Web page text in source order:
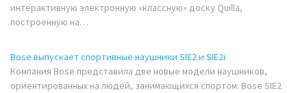
интерактивную электронную «классную» доску Quilla,
построенную на…
Bose выпускает спортивные наушники SIE2 и SIE2i
Компания Bose представила две новые модели наушников,
ориентированных на людей, занимающихся спортом. Bose SIE2